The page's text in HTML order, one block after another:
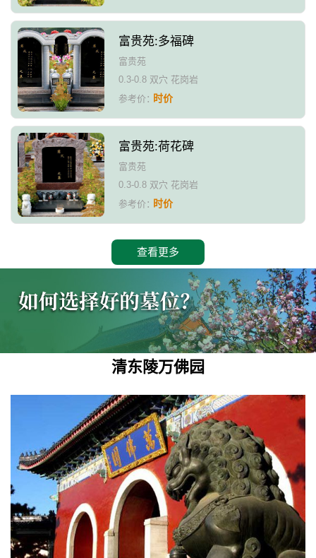
富贵苑:多福碑
富贵苑
0.3-0.8 双穴 花岗岩
参考价：时价
富贵苑:荷花碑
富贵苑
0.3-0.8 双穴 花岗岩
参考价：时价
查看更多
清东陵万佛园